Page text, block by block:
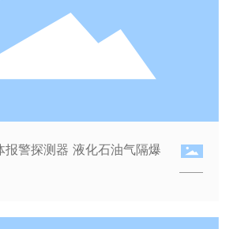
报警探测器 液化石油气隔爆